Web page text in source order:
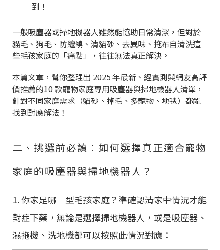
到！
一般吸塵器或掃地機器人雖然能協助日常清潔，但對於
貓毛、狗毛、防纏繞、清貓砂、去異味、拖布自清洗這
些毛孩家庭的「痛點」，往往無法真正解決。
本篇文章，幫你整理出 2025 年最新、經實測與網友高評
價推薦的10 款寵物家庭專用吸塵器與掃地機器人清單，
針對不同家庭需求（貓砂、掉毛、多寵物、地毯）都能
找到對應解法！
二、挑選前必讀：如何選擇真正適合寵物
家庭的吸塵器與掃地機器人？
1. 你家是哪一型毛孩家庭？準確認清家中情況才能
對症下藥，無論是選擇掃地機器人，或是吸塵器、
濕拖機、洗地機都可以按照此情況對應：